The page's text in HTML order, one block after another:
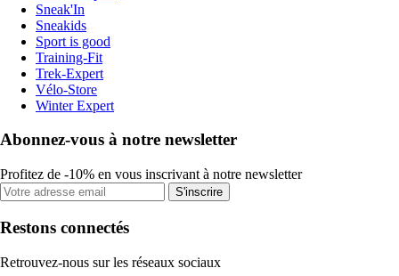
Sneak'In
Sneakids
Sport is good
Training-Fit
Trek-Expert
Vélo-Store
Winter Expert
Abonnez-vous à notre newsletter
Profitez de -10% en vous inscrivant à notre newsletter
S'inscrire
Restons connectés
Retrouvez-nous sur les réseaux sociaux